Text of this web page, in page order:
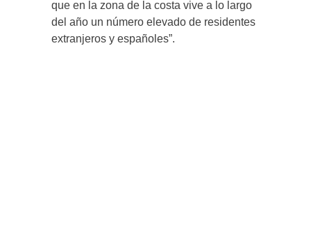
que en la zona de la costa vive a lo largo
del año un número elevado de residentes
extranjeros y españoles”.